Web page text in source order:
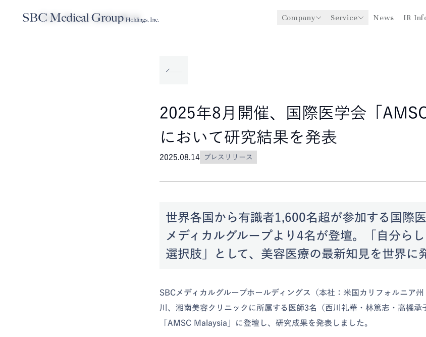
Company Service News IR
Company
Service
Sustainability
TOP News 2025.08.14
2025年8月開催、国際医学会「
において研究結果を発表
2025.08.14 プレスリリース
世界各国から有識者1,600名超が参加する国際
メディカルグループより4名が登壇。「自分ら
選択肢」として、美容医療の最新知見を世界に
SBCメディカルグループホールディングス（本社：米国カリフォルニア
川、湘南美容クリニックに所属する医師3名（西川礼華・林篤志・高橋承
「AMSC Malaysia」に登壇し、研究成果を発表しました。